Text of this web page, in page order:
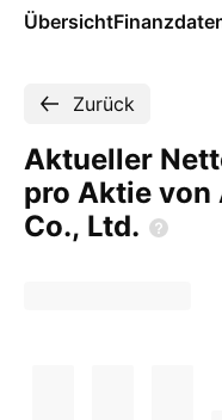
Übersicht
Zurück
Aktueller
pro Aktie von
Co., Ltd.